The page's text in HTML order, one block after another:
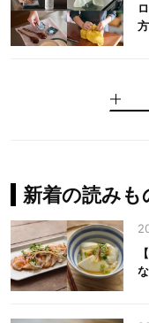
新着の読みも